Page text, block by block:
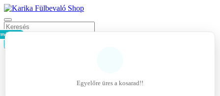
- 0Ft
Egyelőre üres a kosarad!!